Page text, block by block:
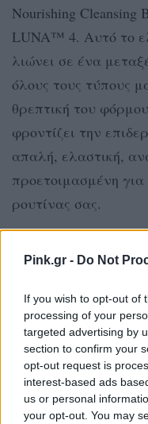
Pink.gr - Do Not
If you wish to opt-out of
processing of your
targeted advertising by
section to confirm your
opt-out request is
interest-based ads
us or personal
your opt-out. You may
Nourishing Cleansing
LUNA™ 4. Αυτό το
λιώνει σε ένα
όλους τους τύπους
θρεπτική του
φροντίζει την
απαλή, ελαστική,
προετοιμασμένη
ρουτίνας σας.
Το LUNA™ 4 είναι ο
συσκευή BEAR™ 2,
BEAR™ 2